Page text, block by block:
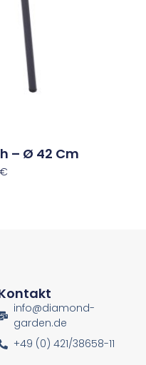
– Ø 42 Cm
€
info@diamond-
garden.de
+49 (0) 421/38658-11